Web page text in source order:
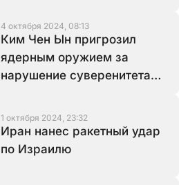
4 октября 2024, 08:13
Ким Чен Ын пригрозил
ядерным оружием за
нарушение суверенитета
1 октября 2024, 23:32
Иран нанес ракетный удар
по Израилю